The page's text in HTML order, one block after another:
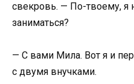
свекровь. — По-твоему, я
заниматься?
— С вами Мила. Вот я и
с двумя внучками.